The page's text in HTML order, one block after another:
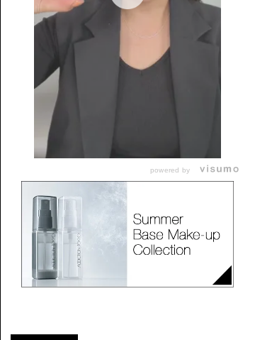
powered by